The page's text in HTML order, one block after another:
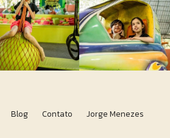
Blog Contato Jorge Menezes